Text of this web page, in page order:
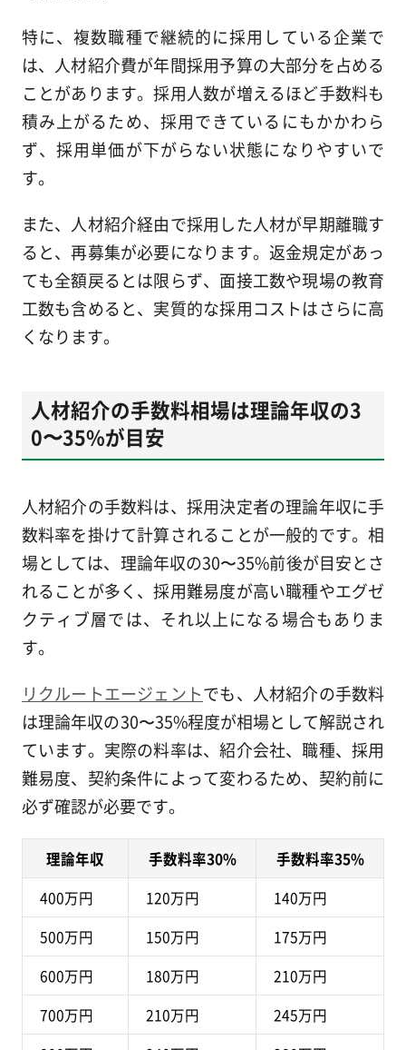
特に、複数職種で継続的に採用している企業で
は、人材紹介費が年間採用予算の大部分を占める
ことがあります。採用人数が増えるほど手数料も
積み上がるため、採用できているにもかかわら
ず、採用単価が下がらない状態になりやすいで
す。
また、人材紹介経由で採用した人材が早期離職す
ると、再募集が必要になります。返金規定があっ
ても全額戻るとは限らず、面接工数や現場の教育
工数も含めると、実質的な採用コストはさらに高
くなります。
人材紹介の手数料相場は理論年収の3
0〜35%が目安
人材紹介の手数料は、採用決定者の理論年収に手
数料率を掛けて計算されることが一般的です。相
場としては、理論年収の30〜35%前後が目安とさ
れることが多く、採用難易度が高い職種やエグゼ
クティブ層では、それ以上になる場合もありま
す。
リクルートエージェントでも、人材紹介の手数料
は理論年収の30〜35%程度が相場として解説され
ています。実際の料率は、紹介会社、職種、採用
難易度、契約条件によって変わるため、契約前に
必ず確認が必要です。
理論年収 手数料率30%
手数料率35%
400万円
120万円
140万円
500万円
150万円
175万円
600万円
180万円
210万円
700万円
210万円
245万円